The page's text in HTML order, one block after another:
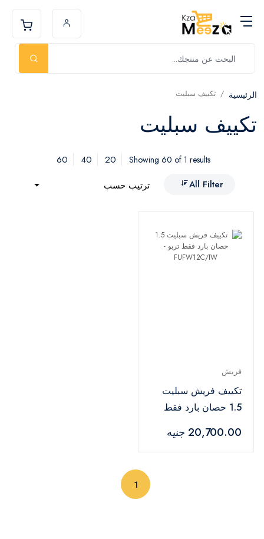
الرئيسية تكييف سبليت
تكييف سبليت
Showing 60 of 1 results
20
40
60
All Filter
ترتيب حسب
فريش
تكييف فريش سبليت
1.5 حصان بارد فقط
20,700.00 جنيه
1